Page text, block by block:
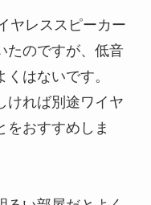
ヤレススピーカー
たのですが、低音
はないです。
ければ別途ワイヤ
をおすすめしま